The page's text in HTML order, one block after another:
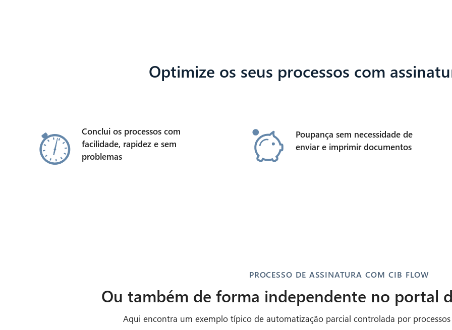
Optimize os seus processos com
Conclui os processos com
facilidade, rapidez e sem
problemas
Poupança sem necessidade de
enviar e imprimir documentos
PROCESSO DE ASSINATURA COM CIB FLOW
Ou também de forma independente no portal
Aqui encontra um exemplo típico de automatização parcial controlada por